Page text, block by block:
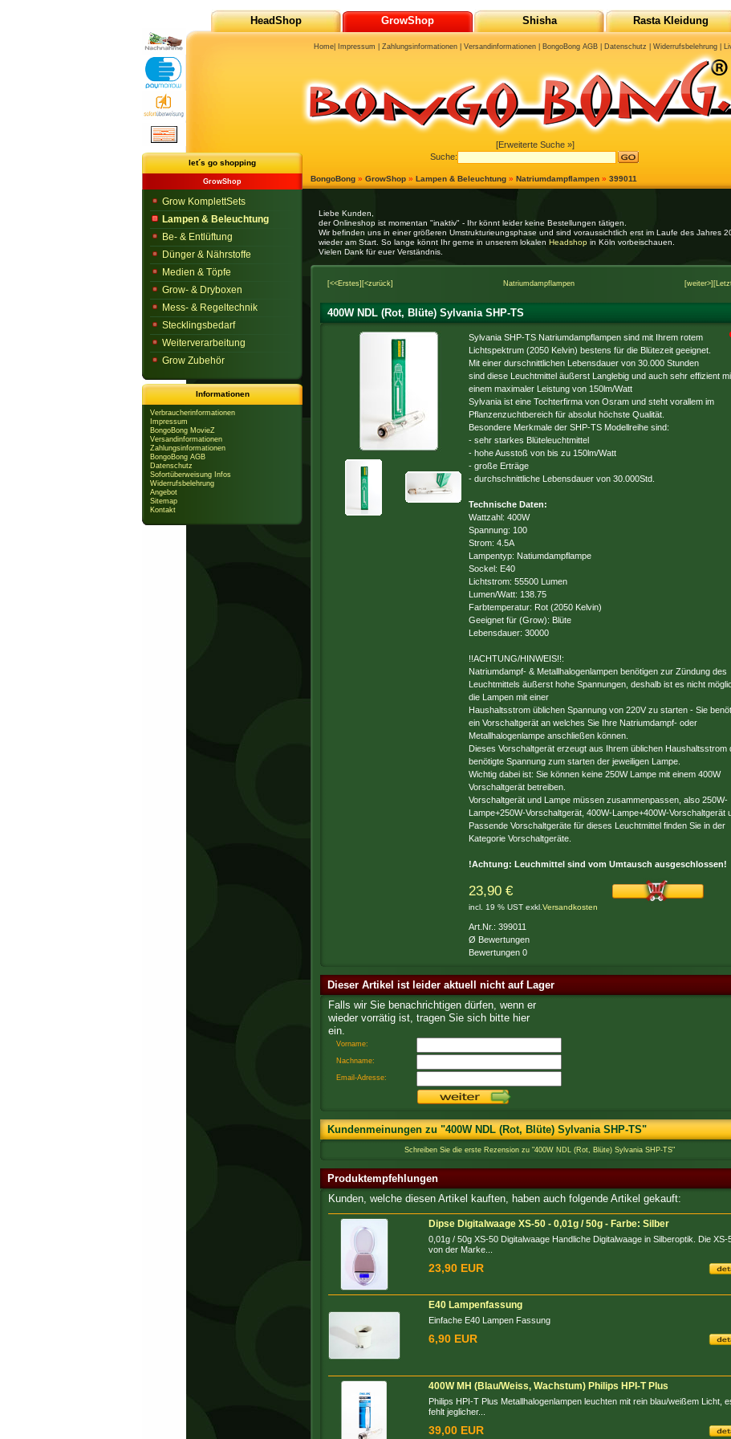
Liebe Kunden,
der Onlineshop ist momentan "inaktiv" - Ihr könnt leider keine Bestellungen tätigen.
Wir befinden uns in einer größeren Umstrukturieungsphase und sind voraussichtlich erst im Laufe des Jahres
wieder am Start. So lange könnt Ihr gerne in unserem lokalen Headshop in Köln vorbeischauen.
Vielen Dank für euer Verständnis.
[<<Erstes] [<zurück] [weiter>]
Natriumdampflampen
400W NDL (Rot, Blüte) Sylvania SHP-TS
Sylvania SHP-TS Natriumdampflampen sind mit Ihrem rotem
Lichtspektrum (2050 Kelvin) bestens für die Blütezeit geeignet.
Mit einer durschnittlichen Lebensdauer von 30.000 Stunden
sind diese Leuchtmittel äußerst Langlebig und auch sehr effizient
einem maximaler Leistung von 150lm/Watt
Sylvania ist eine Tochterfirma von Osram und steht vorallem im
Pflanzenzuchtbereich für absolut höchste Qualität.
Besondere Merkmale der SHP-TS Modellreihe sind:
- sehr starkes Blüteleuchtmittel
- hohe Ausstoß von bis zu 150lm/Watt
- große Erträge
- durchschnittliche Lebensdauer von 30.000Std.
Technische Daten:
Wattzahl: 400W
Spannung: 100
Strom: 4.5A
Lampentyp: Natiumdampflampe
Sockel: E40
Lichtstrom: 55500 Lumen
Lumen/Watt: 138.75
Farbtemperatur: Rot (2050 Kelvin)
Geeignet für (Grow): Blüte
Lebensdauer: 30000
!!ACHTUNG/HINWEIS!!:
Natriumdampf- & Metallhalogenlampen benötigen zur Zündung des
Leuchtmittels äußerst hohe Spannungen, deshalb ist es nicht
die Lampen mit einer
Haushaltsstrom üblichen Spannung von 220V zu starten - Sie
ein Vorschaltgerät an welches Sie Ihre Natriumdampf- oder
Metallhalogenlampe anschließen können.
Dieses Vorschaltgerät erzeugt aus Ihrem üblichen Haushaltsstrom
benötigte Spannung zum starten der jeweiligen Lampe.
Wichtig dabei ist: Sie können keine 250W Lampe mit einem 400W
Vorschaltgerät betreiben.
Vorschaltgerät und Lampe müssen zusammenpassen, also 250W-
Lampe+250W-Vorschaltgerät, 400W-Lampe+400W-Vorschaltgerät
Passende Vorschaltgeräte für dieses Leuchtmittel finden Sie in der
Kategorie Vorschaltgeräte.
!Achtung: Leuchmittel sind vom Umtausch ausgeschlossen!
23,90 €
incl. 19 % UST exkl. Versandkosten
Art.Nr.: 399011
Ø Bewertungen
Bewertungen 0
Dieser Artikel ist leider aktuell nicht auf Lager
Falls wir Sie benachrichtigen dürfen, wenn er
wieder vorrätig ist, tragen Sie sich bitte hier
ein.
Vorname:
Nachname:
Email-Adresse:
Kundenmeinungen zu "400W NDL (Rot, Blüte) Sylvania SHP-TS"
Schreiben Sie die erste Rezension zu "400W NDL (Rot, Blüte) Sylvania SHP-TS"
Produktempfehlungen
Kunden, welche diesen Artikel kauften, haben auch folgende Artikel gekauft:
Dipse Digitalwaage XS-50 - 0,01g / 50g - Farbe: Silber
0,01g / 50g XS-50 Digitalwaage Handliche Digitalwaage in Silberoptik. Die XS-
von der Marke...
23,90 EUR
E40 Lampenfassung
Einfache E40 Lampen Fassung
6,90 EUR
400W MH (Blau/Weiss, Wachstum) Philips HPI-T Plus
Philips HPI-T Plus Metallhalogenlampen leuchten mit rein blau/weißem Licht,
fehlt jeglicher...
39,00 EUR
BongoBong » GrowShop » Lampen & Beleuchtung » Natriumdampflampen » 399011
let´s go shopping
GrowShop
Grow KomplettSets
Lampen & Beleuchtung
Be- & Entlüftung
Dünger & Nährstoffe
Medien & Töpfe
Grow- & Dryboxen
Mess- & Regeltechnik
Stecklingsbedarf
Weiterverarbeitung
Grow Zubehör
Informationen
Verbraucherinformationen
Impressum
BongoBong MovieZ
Versandinformationen
Zahlungsinformationen
BongoBong AGB
Datenschutz
Sofortüberweisung Infos
Widerrufsbelehrung
Angebot
Sitemap
Kontakt
HeadShop GrowShop Shisha Rasta Kleidung
[Erweiterte Suche »]
Suche:
Home| Impressum Zahlungsinformationen| Versandinformationen| BongoBong AGB| Datenschutz Widerrufsbelehrung|